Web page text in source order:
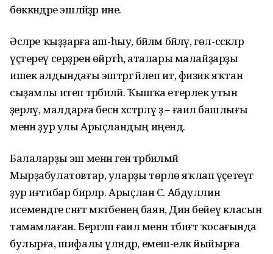
бөккәндәре эшләйҙәр ине.
Әсәләре ҡыҙҙарға аш-һыу, бәйләм бәйләү, гөл-сәскәләр
үҫтереү серҙәрен өйрәтһә, аталары малайҙарҙы
ишек алдындағы эштәргә йәлеп итә, физик яҡтан
сыҙамлы итеп тәрбиәләй. Ҡышҡа етерлек утын
әҙерләү, малдарға бесән хәстәрләү ҙә – ғаилә башлығы
менән ҙур улы Арыҫландың иңендә.
Балаларҙы эш менән генә тәрбиәләмәй
Мырҙабулатовтар, уларҙы төрлө яҡлап үҫетеүгә
ҙур иғтибар бирәләр. Арыҫлан С. Абдуллин
исемендәге сәнғәт мәктәбенең баян, Динә бейеү класын
тамамлаған. Бергәләп ғаилә менән тәбиғәт ҡосағында
булырға, шифалы үләндәр, емеш-еләк йыйырға